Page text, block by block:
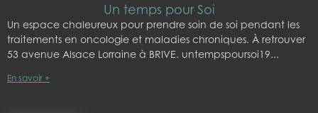
Un temps pour Soi
Un espace chaleureux pour prendre soin de soi pendant les
traitements en oncologie et maladies chroniques. À retrouver
53 avenue Alsace Lorraine à BRIVE. untempspoursoi19
En savoir +